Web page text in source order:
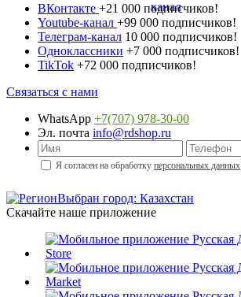
ВКонтакте +21 000 подписчиков!
Youtube-канал +99 000 подписчиков!
Телеграм-канал 10 000 подписчиков!
Одноклассники +7 000 подписчиков!
TikTok +72 000 подписчиков!
Связаться с нами
WhatsApp +7(707) 978-30-00
Эл. почта info@rdshop.ru
Я согласен на обработку персональных данных
Выбран город: Казахстан
Скачайте наше приложение